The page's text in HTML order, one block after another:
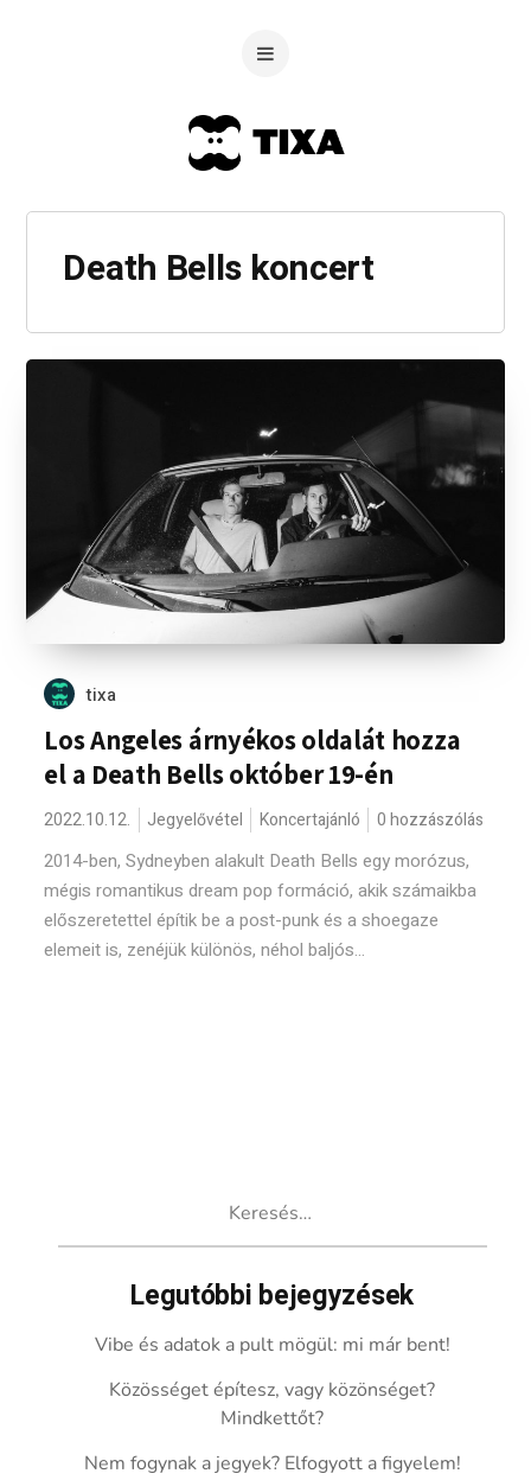
Death Bells koncert
tixa
Los Angeles árnyékos oldalát hozza
el a Death Bells október 19-én
2022.10.12. Jegyelővétel Koncertajánló 0 hozzászólás
2014-ben, Sydneyben alakult Death Bells egy morózus,
mégis romantikus dream pop formáció, akik számaikba
előszeretettel építik be a post-punk és a shoegaze
elemeit is, zenéjük különös, néhol baljós...
Legutóbbi bejegyzések
Vibe és adatok a pult mögül: mi már bent!
Közösséget építesz, vagy közönséget?
Mindkettőt?
Nem fogynak a jegyek? Elfogyott a figyelem!